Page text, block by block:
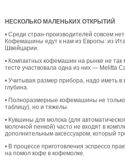
НЕСКОЛЬКО МАЛЕНЬКИХ ОТКРЫТИЙ
• Среди стран-производителей совсем нет
Кофемашины едут к нам из Европы: из
Швейцарии.
• Компактных кофемашин на рынке не
тесте участвовала одна из них — Melitta
• Учитывая размер прибора, надо иметь
глубина.
• Полноразмерные кофемашины не
таблицу), но и тяжелы.
• Кувшины для молока (для
молочной пенкой) часто не входят в
дополнительным аксессуаром, который
• В процессе приготовления эспрессо
на помол кофе в кофемолке.